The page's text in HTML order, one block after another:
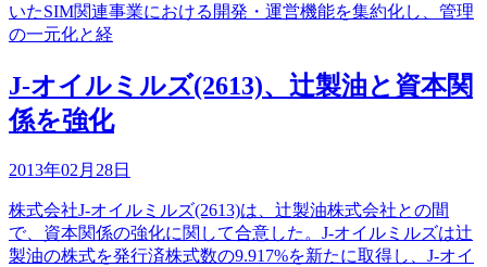
いたSIM関連事業における開発・運営機能を集約化し、管理
の一元化と経
J-オイルミルズ(2613)、辻製油と資本関
係を強化
2013年02月28日
株式会社J-オイルミルズ(2613)は、辻製油株式会社との間
で、資本関係の強化に関して合意した。J-オイルミルズは辻
製油の株式を発行済株式数の9.917%を新たに取得し、J-オイ